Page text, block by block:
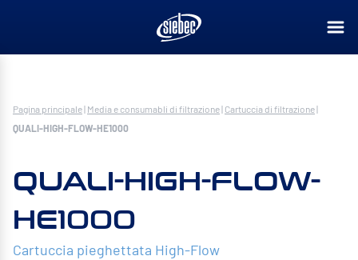
Pagina principale| Media e consumabli di filtrazione| Cartuccia di filtrazione|
QUALI-HIGH-FLOW-HE1000
QUALI-HIGH-FLOW-
HE1000
Cartuccia pieghettata High-Flow